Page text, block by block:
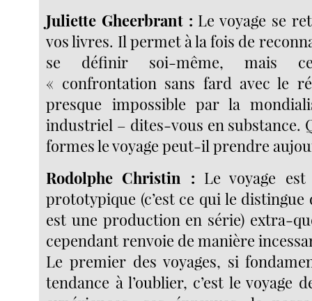
Juliette Gheerbrant : Le voyage se
vos livres. Il permet à la fois de
se définir soi-même, mais
« confrontation sans fard avec le
presque impossible par la
industriel – dites-vous en substance.
formes le voyage peut-il prendre
Rodolphe Christin : Le voyage
prototypique (c’est ce qui le
est une production en série) extra-
cependant renvoie de manière
Le premier des voyages, si
tendance à l’oublier, c’est le voyage